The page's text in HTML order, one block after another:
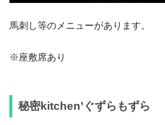
馬刺し等のメニューがあります。
※座敷席あり
秘密kitchen’ぐずらもずら